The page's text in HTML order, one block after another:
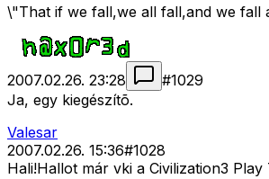
\"That if we fall,we all fall,and we fall
2007.02.26. 23:28 #1029
Ja, egy kiegészítõ.
Valesar
2007.02.26. 15:36#1028
Hali!Hallot már vki a Civilization3